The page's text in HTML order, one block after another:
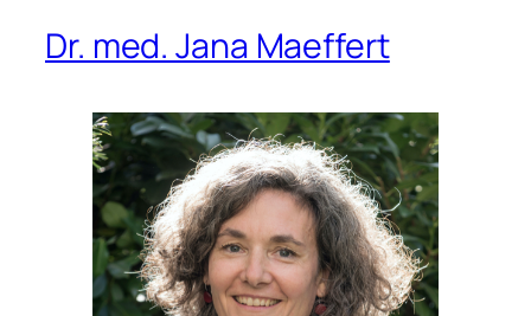
Dr. med. Jana Maeffert